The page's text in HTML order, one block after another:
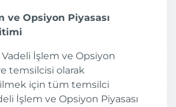
ve Opsiyon Piyasası
İşlem ve Opsiyon
temsilcisi olarak
için tüm temsilci
İşlem ve Opsiyon Piyasası